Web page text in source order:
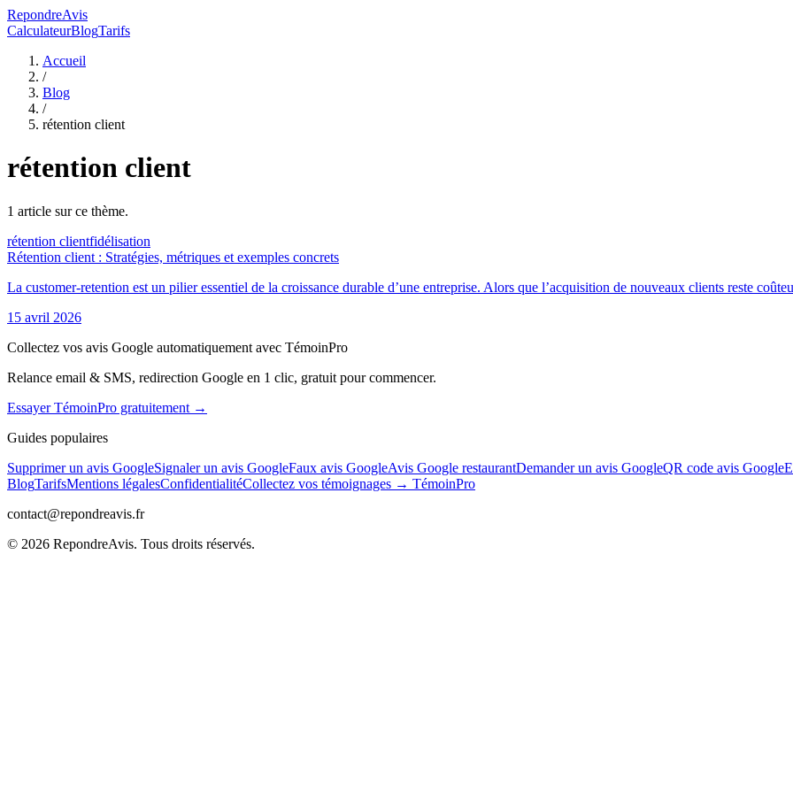
RepondreAvis
CalculateurBlogTarifs
Accueil
/
Blog
/
rétention client
rétention client
1 article sur ce thème.
rétention clientfidélisation
Rétention client : Stratégies, métriques et exemples concrets
La customer-retention est un pilier essentiel de la croissance durable d’une entreprise. Alors que l’acquisition de nouveaux clients reste
15 avril 2026
Collectez vos avis Google automatiquement avec TémoinPro
Relance email & SMS, redirection Google en 1 clic, gratuit pour commencer.
Essayer TémoinPro gratuitement →
Guides populaires
Supprimer un avis GoogleSignaler un avis GoogleFaux avis GoogleAvis Google restaurantDemander un avis GoogleQR code avis Google
BlogTarifsMentions légalesConfidentialitéCollectez vos témoignages → TémoinPro
contact@repondreavis.fr
© 2026 RepondreAvis. Tous droits réservés.